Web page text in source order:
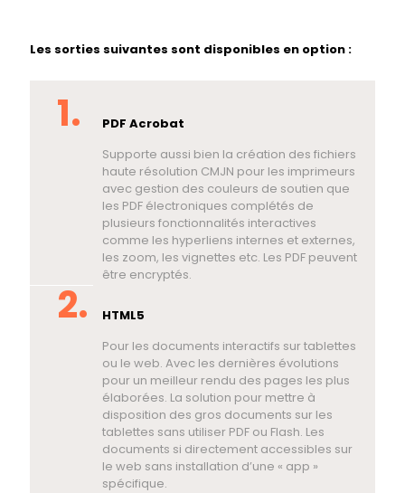
Les sorties suivantes sont disponibles en option :
PDF Acrobat
Supporte aussi bien la création des fichiers
haute résolution CMJN pour les imprimeurs
avec gestion des couleurs de soutien que
les PDF électroniques complétés de
plusieurs fonctionnalités interactives
comme les hyperliens internes et externes,
les zoom, les vignettes etc. Les PDF peuvent
être encryptés.
HTML5
Pour les documents interactifs sur tablettes
ou le web. Avec les dernières évolutions
pour un meilleur rendu des pages les plus
élaborées. La solution pour mettre à
disposition des gros documents sur les
tablettes sans utiliser PDF ou Flash. Les
documents si directement accessibles sur
le web sans installation d’une « app »
spécifique.